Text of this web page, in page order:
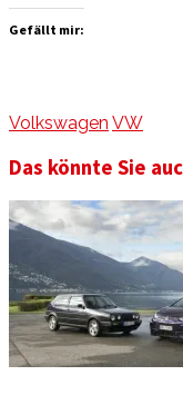
Gefällt mir:
Volkswagen VW
Das könnte Sie